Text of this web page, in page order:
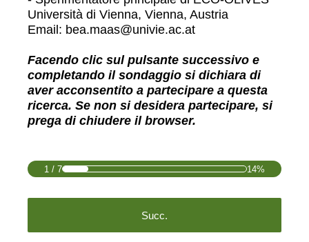
Università di Vienna, Vienna, Austria
Email: bea.maas@univie.ac.at
Facendo clic sul pulsante successivo e
completando il sondaggio si dichiara di
aver acconsentito a partecipare a questa
ricerca. Se non si desidera partecipare, si
prega di chiudere il browser.
1 / 7 14%
Succ.